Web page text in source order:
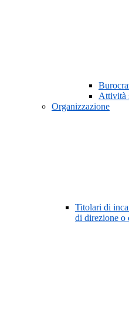
Attività
Organizzazione
Titolari di
di direzione o